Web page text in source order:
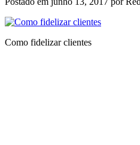
Como fidelizar clientes